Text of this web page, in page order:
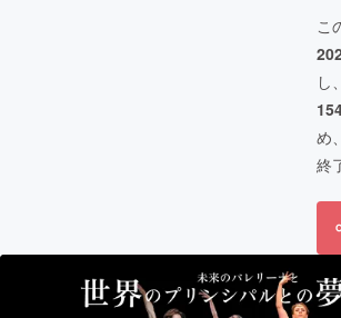
こ
し、
め、
終